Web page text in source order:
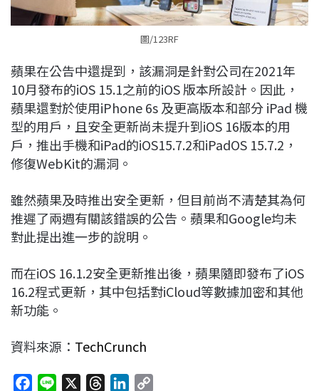
圖/123RF
蘋果在公告中還提到，該漏洞是針對公司在2021年
10月發布的iOS 15.1之前的iOS 版本所設計。因此，
蘋果還對於使用iPhone 6s 及更高版本和部分 iPad 機
型的用戶，且安全更新尚未提升到iOS 16版本的用
戶，推出手機和iPad的iOS15.7.2和iPadOS 15.7.2，
修復WebKit的漏洞。
雖然蘋果及時推出安全更新，但目前尚不清楚其為何
推遲了兩週有關該錯誤的公告。蘋果和Google均未
對此提出進一步的說明。
而在iOS 16.1.2安全更新推出後，蘋果隨即發布了iOS
16.2程式更新，其中包括對iCloud等數據加密和其他
新功能。
資料來源： TechCrunch